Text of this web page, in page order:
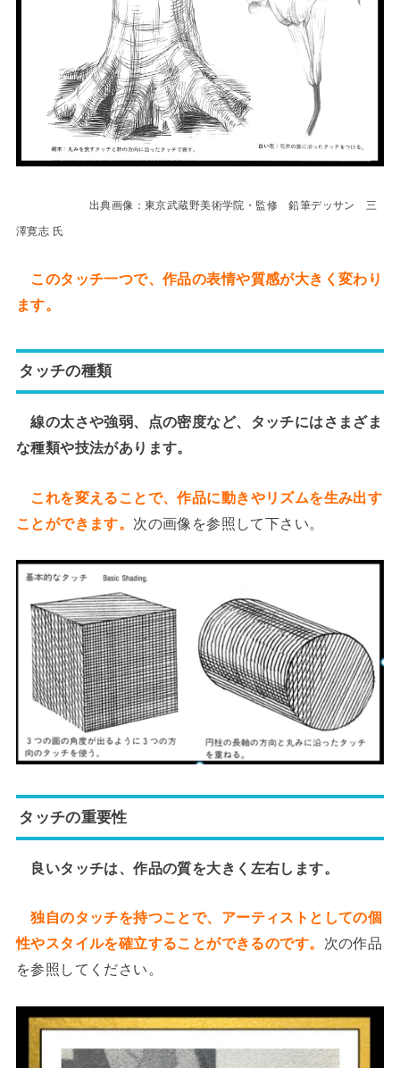
出典画像：東京武蔵野美術学院・監修 鉛筆デッサン 三
澤寛志 氏
このタッチ一つで、作品の表情や質感が大きく変わり
ます。
タッチの種類
線の太さや強弱、点の密度など、タッチにはさまざま
な種類や技法があります。
これを変えることで、作品に動きやリズムを生み出す
ことができます。 次の画像を参照して下さい。
タッチの重要性
良いタッチは、作品の質を大きく左右します。
独自のタッチを持つことで、アーティストとしての個
性やスタイルを確立することができるのです。 次の作品
を参照してください。